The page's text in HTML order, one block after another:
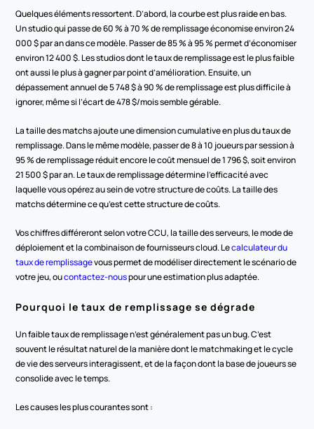
Quelques éléments ressortent. D’abord, la courbe est plus raide en bas.
Un studio qui passe de 60 % à 70 % de remplissage économise environ 24
000 $ par an dans ce modèle. Passer de 85 % à 95 % permet d’économiser
environ 12 400 $. Les studios dont le taux de remplissage est le plus faible
ont aussi le plus à gagner par point d’amélioration. Ensuite, un
dépassement annuel de 5 748 $ à 90 % de remplissage est plus difficile à
ignorer, même si l’écart de 478 $/mois semble gérable.
La taille des matchs ajoute une dimension cumulative en plus du taux de
remplissage. Dans le même modèle, passer de 8 à 10 joueurs par session à
95 % de remplissage réduit encore le coût mensuel de 1 796 $, soit environ
21 500 $ par an. Le taux de remplissage détermine l’efficacité avec
laquelle vous opérez au sein de votre structure de coûts. La taille des
matchs détermine ce qu’est cette structure de coûts.
Vos chiffres différeront selon votre CCU, la taille des serveurs, le mode de
déploiement et la combinaison de fournisseurs cloud. Le calculateur du
taux de remplissage vous permet de modéliser directement le scénario de
votre jeu, ou contactez-nous pour une estimation plus adaptée.
Pourquoi le taux de remplissage se dégrade
Un faible taux de remplissage n’est généralement pas un bug. C’est
souvent le résultat naturel de la manière dont le matchmaking et le cycle
de vie des serveurs interagissent, et de la façon dont la base de joueurs se
consolide avec le temps.
Les causes les plus courantes sont :